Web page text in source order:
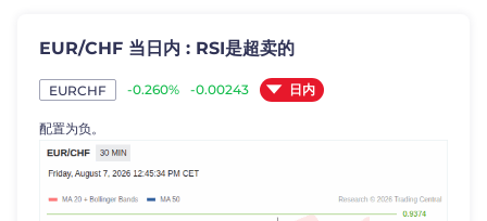
EUR/CHF 当日内 : RSI是超卖的
EURCHF -0.260% -0.00243 日内
配置为负。